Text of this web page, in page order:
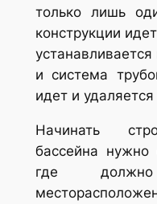
только лишь
конструкции
и система
идет и
Начинать
бассейна нужно
где